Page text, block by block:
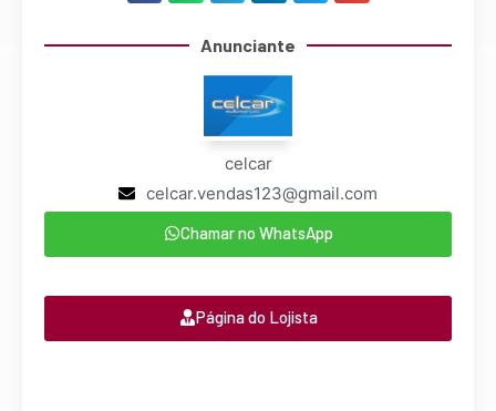
Anunciante
celcar
celcar.vendas123@gmail.com
Chamar no WhatsApp
Página do Lojista